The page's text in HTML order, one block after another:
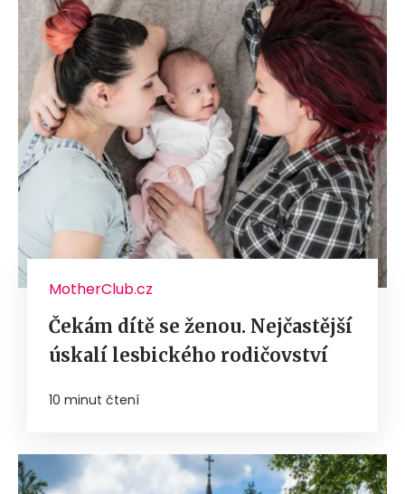
MotherClub.cz
Čekám dítě se ženou. Nejčastější
úskalí lesbického rodičovství
10 minut čtení